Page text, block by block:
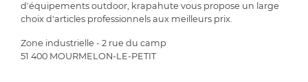
d'équipements outdoor, krapahute vous propose un large
choix d'articles professionnels aux meilleurs prix.
Zone industrielle - 2 rue du camp
51 400 MOURMELON-LE-PETIT